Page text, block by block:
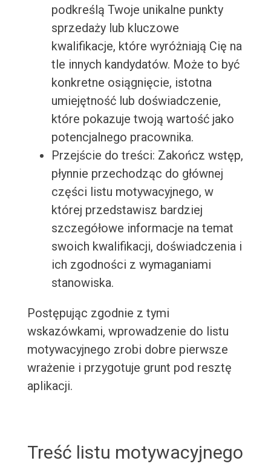
podkreślą Twoje unikalne punkty
sprzedaży lub kluczowe
kwalifikacje, które wyróżniają Cię na
tle innych kandydatów. Może to być
konkretne osiągnięcie, istotna
umiejętność lub doświadczenie,
które pokazuje twoją wartość jako
potencjalnego pracownika.
Przejście do treści: Zakończ wstęp,
płynnie przechodząc do głównej
części listu motywacyjnego, w
której przedstawisz bardziej
szczegółowe informacje na temat
swoich kwalifikacji, doświadczenia i
ich zgodności z wymaganiami
stanowiska.
Postępując zgodnie z tymi
wskazówkami, wprowadzenie do listu
motywacyjnego zrobi dobre pierwsze
wrażenie i przygotuje grunt pod resztę
aplikacji.
Treść listu motywacyjnego